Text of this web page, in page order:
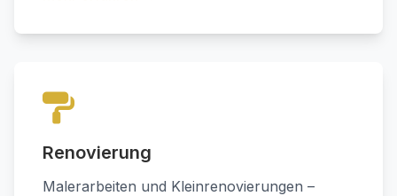
Renovierung
Malerarbeiten und Kleinrenovierungen –